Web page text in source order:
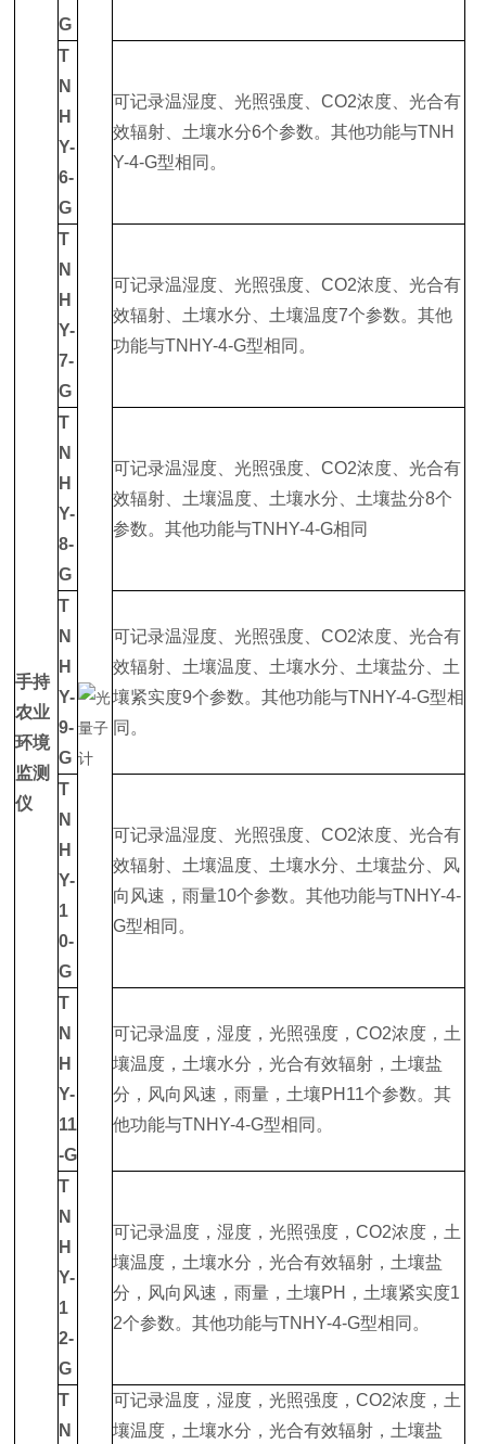
手持
农业
环境
监测
仪
G
T
N
H
Y-
6-
G
可记录温湿度、光照强度、CO2浓度、光合有
效辐射、土壤水分6个参数。其他功能与TNH
Y-4-G型相同。
T
N
H
Y-
7-
G
可记录温湿度、光照强度、CO2浓度、光合有
效辐射、土壤水分、土壤温度7个参数。其他
功能与TNHY-4-G型相同。
T
N
H
Y-
8-
G
可记录温湿度、光照强度、CO2浓度、光合有
效辐射、土壤温度、土壤水分、土壤盐分8个
参数。其他功能与TNHY-4-G相同
T
N
H
Y-
9-
G
可记录温湿度、光照强度、CO2浓度、光合有
效辐射、土壤温度、土壤水分、土壤盐分、土
壤紧实度9个参数。其他功能与TNHY-4-G型相
同。
T
N
H
Y-
1
0-
G
可记录温湿度、光照强度、CO2浓度、光合有
效辐射、土壤温度、土壤水分、土壤盐分、风
向风速，雨量10个参数。其他功能与TNHY-4-
G型相同。
T
N
H
Y-
11
-G
可记录温度，湿度，光照强度，CO2浓度，土
壤温度，土壤水分，光合有效辐射，土壤盐
分，风向风速，雨量，土壤PH11个参数。其
他功能与TNHY-4-G型相同。
T
N
H
Y-
1
2-
G
可记录温度，湿度，光照强度，CO2浓度，土
壤温度，土壤水分，光合有效辐射，土壤盐
分，风向风速，雨量，土壤PH，土壤紧实度1
2个参数。其他功能与TNHY-4-G型相同。
T
N
可记录温度，湿度，光照强度，CO2浓度，土
壤温度，土壤水分，光合有效辐射，土壤盐